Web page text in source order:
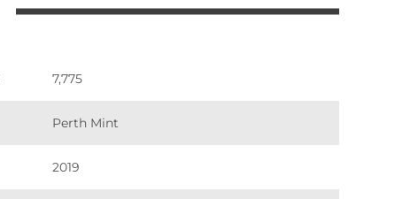
7,775
Perth Mint
2019